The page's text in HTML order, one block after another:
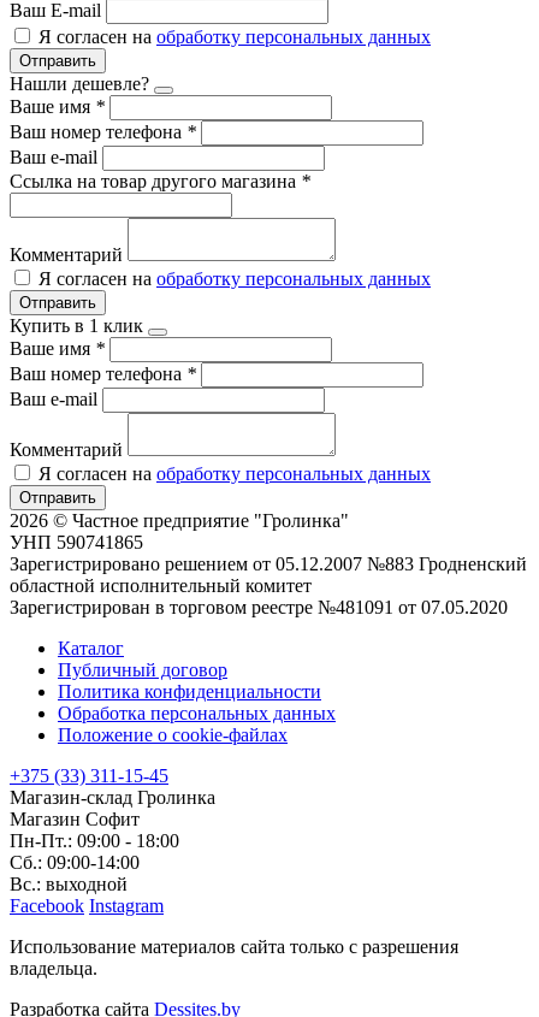
Ваш E-mail
Я согласен на обработку персональных данных
Отправить
Нашли дешевле?
Ваше имя *
Ваш номер телефона *
Ваш e-mail
Ссылка на товар другого магазина *
Комментарий
Я согласен на обработку персональных данных
Отправить
Купить в 1 клик
Ваше имя *
Ваш номер телефона *
Ваш e-mail
Комментарий
Я согласен на обработку персональных данных
Отправить
2026 © Частное предприятие "Гролинка"
УНП 590741865
Зарегистрировано решением от 05.12.2007 №883 Гродненский
областной исполнительный комитет
Зарегистрирован в торговом реестре №481091 от 07.05.2020
Каталог
Публичный договор
Политика конфиденциальности
Обработка персональных данных
Положение о cookie-файлах
+375 (33) 311-15-45
Магазин-склад Гролинка
Магазин Софит
Пн-Пт.: 09:00 - 18:00
Сб.: 09:00-14:00
Вс.: выходной
Facebook Instagram
Использование материалов сайта только с разрешения
владельца.
Разработка сайта Dessites.by